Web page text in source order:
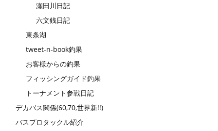
瀬田川日記
六文銭日記
東条湖
tweet-n-book釣果
お客様からの釣果
フィッシングガイド釣果
トーナメント参戦日記
デカバス関係(60,70,世界新!!)
バスプロタックル紹介